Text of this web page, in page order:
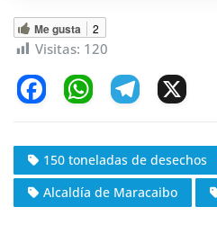
Me gusta 2
Visitas: 120
c
e
b
W
at
s
A
e
gr
a
150 toneladas de desechos
Alcaldía de Maracaibo